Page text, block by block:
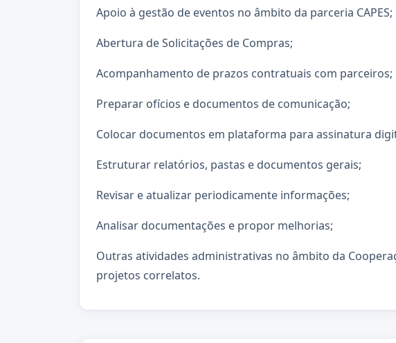
Apoio à gestão de eventos no âmbito da parceria CAPES;
Abertura de Solicitações de Compras;
Acompanhamento de prazos contratuais com parceiros;
Preparar ofícios e documentos de comunicação;
Colocar documentos em plataforma para assinatura
Estruturar relatórios, pastas e documentos gerais;
Revisar e atualizar periodicamente informações;
Analisar documentações e propor melhorias;
Outras atividades administrativas no âmbito da
projetos correlatos.